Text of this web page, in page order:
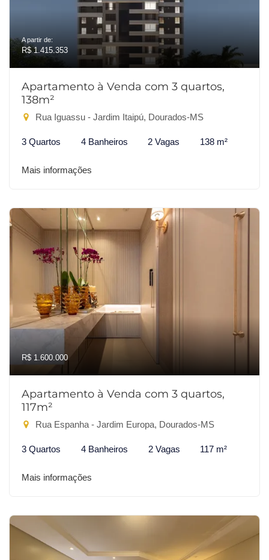
A partir de:
R$ 1.415.353
Apartamento à Venda com 3 quartos,
138m²
Rua Iguassu - Jardim Itaipú, Dourados-MS
3 Quartos 4 Banheiros 2 Vagas 138 m²
Mais informações
R$ 1.600.000
Apartamento à Venda com 3 quartos,
117m²
Rua Espanha - Jardim Europa, Dourados-MS
3 Quartos 4 Banheiros 2 Vagas 117 m²
Mais informações